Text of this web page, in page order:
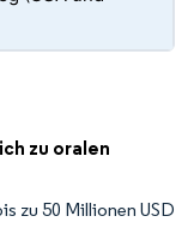
zu oralen
zu 50 Millionen USD